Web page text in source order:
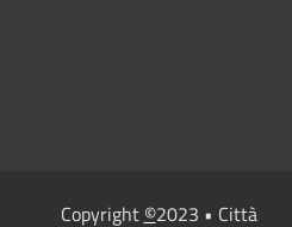
Copyright ©2023 • Città